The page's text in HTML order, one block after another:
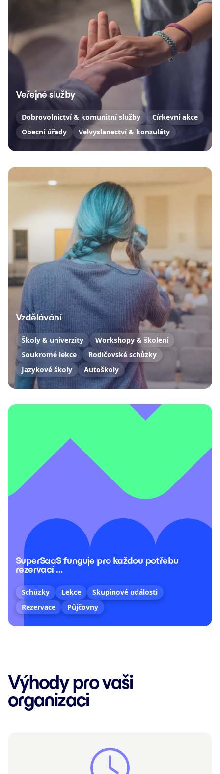
Veřejné služby
Dobrovolnictví & komunitní služby
Církevní akce
Obecní úřady
Velvyslanectví & konzuláty
Vzdělávání
Školy & univerzity
Workshopy & školení
Soukromé lekce
Rodičovské schůzky
Jazykové školy
Autoškoly
SuperSaaS funguje pro každou potřebu
rezervací …
Schůzky Lekce
Skupinové události
Rezervace
Půjčovny
Výhody pro vaši
organizaci